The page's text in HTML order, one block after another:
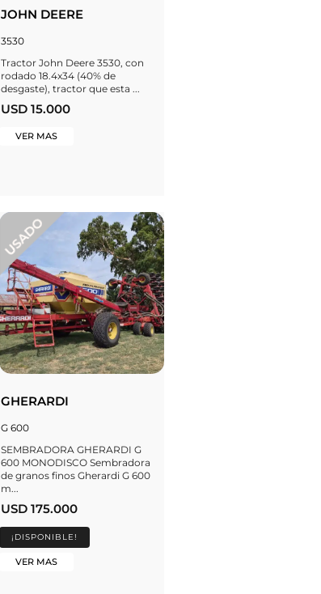
JOHN DEERE
3530
Tractor John Deere 3530, con
rodado 18.4x34 (40% de
desgaste), tractor que esta ...
USD 15.000
VER MAS
GHERARDI
G 600
SEMBRADORA GHERARDI G
600 MONODISCO Sembradora
de granos finos Gherardi G 600
m...
USD 175.000
¡DISPONIBLE!
VER MAS